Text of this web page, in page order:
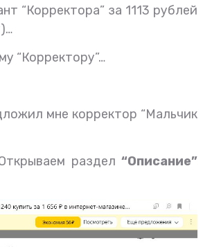
“Корректора” за 1113 рублей
“Корректору”…
мне корректор “Мальчик
раздел“Описание”